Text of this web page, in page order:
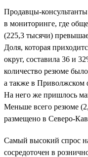
Продавцы-
в мониторинге, где
(225,3 тысячи)
Доля, которая
округ, составила 36 и
количество резюме
а также в Приволжском
На него же пришлось
Меньше всего резюме
размещено в Северо-
Самый высокий спрос
сосредоточен в